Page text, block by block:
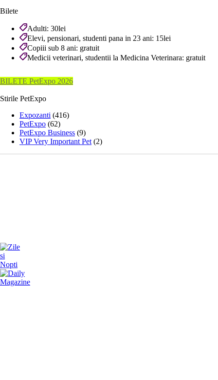
Bilete
Adulti: 30lei
Elevi, pensionari, studenti pana in 23 ani: 15lei
Copiii sub 8 ani: gratuit
Medicii veterinari, studentii la Medicina Veterinara: gratuit
BILETE PetExpo 2026
Stirile PetExpo
Expozanti (416)
PetExpo (62)
PetExpo Business (9)
VIP Very Important Pet (2)